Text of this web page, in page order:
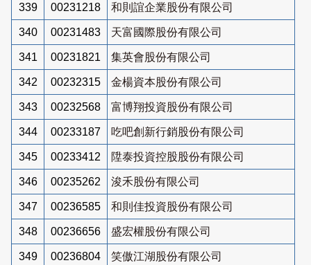
339 00231218 和則誼企業股份有限公司
340 00231483 天富國際股份有限公司
341 00231821 集英會股份有限公司
342 00232315 金楊資本股份有限公司
343 00232568 富博翔投資股份有限公司
344 00233187 吃吧創新行銷股份有限公司
345 00233412 陞泰投資控股股份有限公司
346 00235262 浚禾股份有限公司
347 00236585 和則佳投資股份有限公司
348 00236656 盛宏權股份有限公司
349 00236804 笑傲江湖股份有限公司